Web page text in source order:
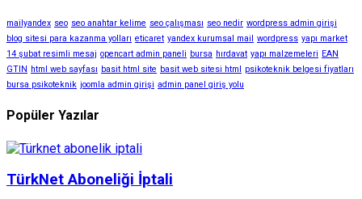
mailyandex seo seo anahtar kelime seo çalışması seo nedir wordpress admin girişi
blog sitesi para kazanma yolları eticaret yandex kurumsal mail wordpress yapı market
14 şubat resimli mesaj opencart admin paneli bursa hırdavat yapı malzemeleri EAN
GTIN html web sayfası basit html site basit web sitesi html psikoteknik belgesi fiyatları
bursa psikoteknik joomla admin girişi admin panel giriş yolu
Popüler Yazılar
TürkNet Aboneliği İptali